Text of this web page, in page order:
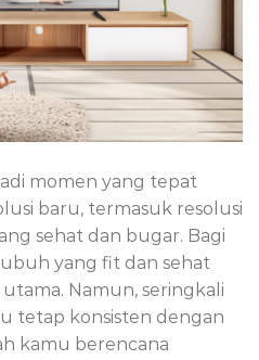
momen yang tepat
baru, termasuk resolusi
sehat dan bugar. Bagi
yang fit dan sehat
Namun, seringkali
tetap konsisten dengan
kamu berencana